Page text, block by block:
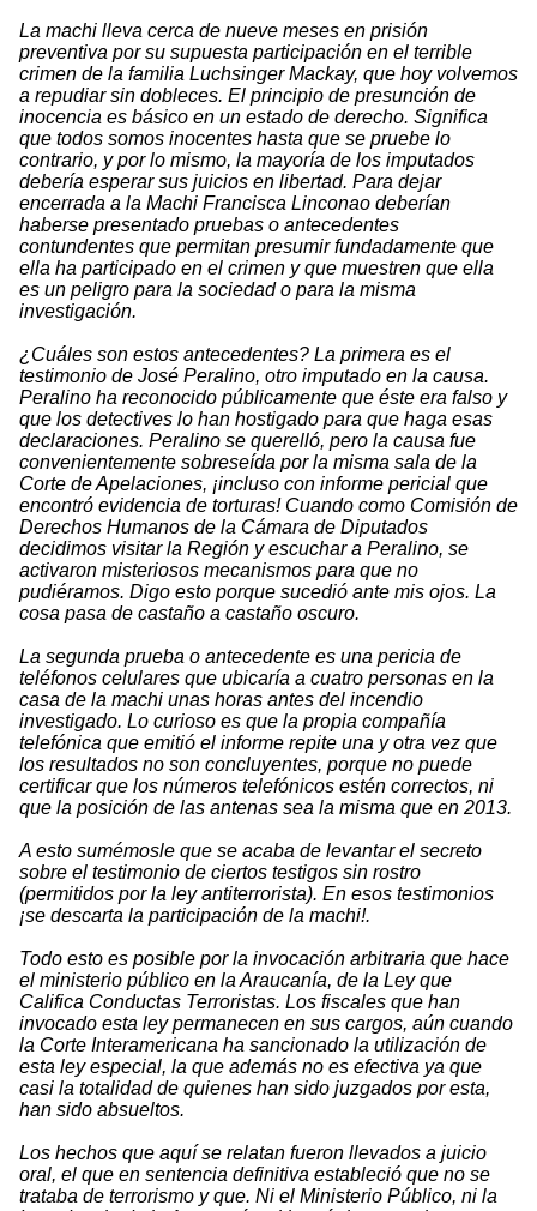
La machi lleva cerca de nueve meses en prisión
preventiva por su supuesta participación en el terrible
crimen de la familia Luchsinger Mackay, que hoy volvemos
a repudiar sin dobleces. El principio de presunción de
inocencia es básico en un estado de derecho. Significa
que todos somos inocentes hasta que se pruebe lo
contrario, y por lo mismo, la mayoría de los imputados
debería esperar sus juicios en libertad. Para dejar
encerrada a la Machi Francisca Linconao deberían
haberse presentado pruebas o antecedentes
contundentes que permitan presumir fundadamente que
ella ha participado en el crimen y que muestren que ella
es un peligro para la sociedad o para la misma
investigación.
¿Cuáles son estos antecedentes? La primera es el
testimonio de José Peralino, otro imputado en la causa.
Peralino ha reconocido públicamente que éste era falso y
que los detectives lo han hostigado para que haga esas
declaraciones. Peralino se querelló, pero la causa fue
convenientemente sobreseída por la misma sala de la
Corte de Apelaciones, ¡incluso con informe pericial que
encontró evidencia de torturas! Cuando como Comisión de
Derechos Humanos de la Cámara de Diputados
decidimos visitar la Región y escuchar a Peralino, se
activaron misteriosos mecanismos para que no
pudiéramos. Digo esto porque sucedió ante mis ojos. La
cosa pasa de castaño a castaño oscuro.
La segunda prueba o antecedente es una pericia de
teléfonos celulares que ubicaría a cuatro personas en la
casa de la machi unas horas antes del incendio
investigado. Lo curioso es que la propia compañía
telefónica que emitió el informe repite una y otra vez que
los resultados no son concluyentes, porque no puede
certificar que los números telefónicos estén correctos, ni
que la posición de las antenas sea la misma que en 2013.
A esto sumémosle que se acaba de levantar el secreto
sobre el testimonio de ciertos testigos sin rostro
(permitidos por la ley antiterrorista). En esos testimonios
¡se descarta la participación de la machi!.
Todo esto es posible por la invocación arbitraria que hace
el ministerio público en la Araucanía, de la Ley que
Califica Conductas Terroristas. Los fiscales que han
invocado esta ley permanecen en sus cargos, aún cuando
la Corte Interamericana ha sancionado la utilización de
esta ley especial, la que además no es efectiva ya que
casi la totalidad de quienes han sido juzgados por esta,
han sido absueltos.
Los hechos que aquí se relatan fueron llevados a juicio
oral, el que en sentencia definitiva estableció que no se
trataba de terrorismo y que. Ni el Ministerio Público, ni la